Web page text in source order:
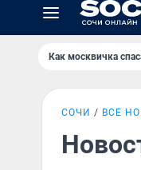
Как москвичка
СОЧИ ВСЕ